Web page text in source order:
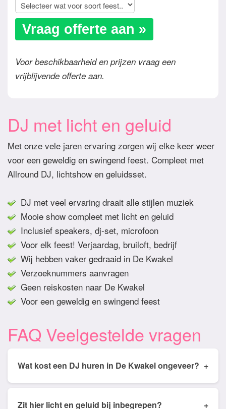
Vraag offerte aan »
Voor beschikbaarheid en prijzen vraag een
vrijblijvende offerte aan.
DJ met licht en geluid
Met onze vele jaren ervaring zorgen wij elke keer weer
voor een geweldig en swingend feest. Compleet met
Allround DJ, lichtshow en geluidsset.
DJ met veel ervaring draait alle stijlen muziek
Mooie show compleet met licht en geluid
Inclusief speakers, dj-set, microfoon
Voor elk feest! Verjaardag, bruiloft, bedrijf
Wij hebben vaker gedraaid in De Kwakel
Verzoeknummers aanvragen
Geen reiskosten naar De Kwakel
Voor een geweldig en swingend feest
FAQ Veelgestelde vragen
Wat kost een DJ huren in De Kwakel ongeveer? +
gemiddeld tussen de € 350,- en € 950,- Prijs is
Zit hier licht en geluid bij inbegrepen? +